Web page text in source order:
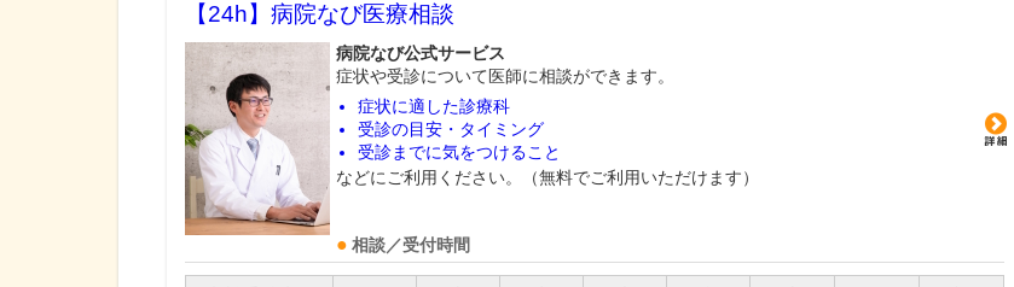
【24h】 病院なび医療相談
病院なび公式サービス
症状や受診について医師に相談ができます。
症状に適した診療科
受診の目安・タイミング
受診までに気をつけること
などにご利用ください。（無料でご利用いただけます）
相談／受付時間